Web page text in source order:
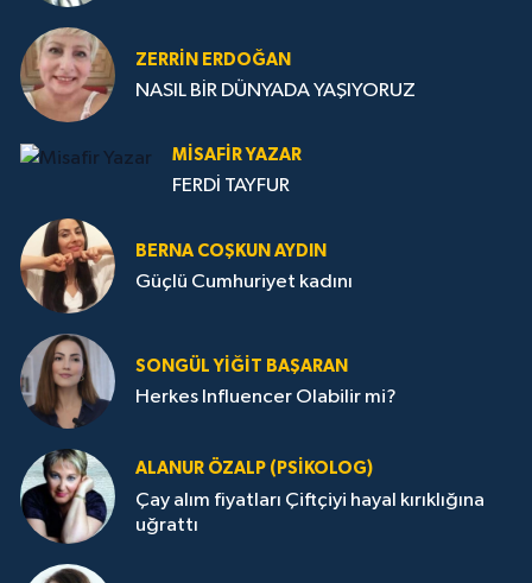
ZERRIN ERDOĞAN
NASIL BİR DÜNYADA YAŞIYORUZ
MISAFIR YAZAR
FERDİ TAYFUR
BERNA COŞKUN AYDIN
Güçlü Cumhuriyet kadını
SONGÜL YIĞIT BAŞARAN
Herkes Influencer Olabilir mi?
ALANUR ÖZALP (PSIKOLOG)
Çay alım fiyatları Çiftçiyi hayal kırıklığına
uğrattı